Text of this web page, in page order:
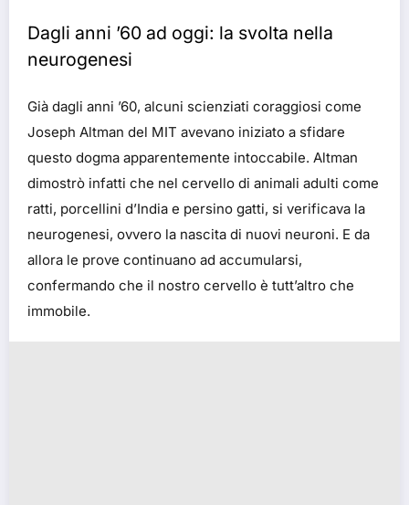
Dagli anni ’60 ad oggi: la svolta nella
neurogenesi
Già dagli anni ’60, alcuni scienziati coraggiosi come
Joseph Altman del MIT avevano iniziato a sfidare
questo dogma apparentemente intoccabile. Altman
dimostrò infatti che nel cervello di animali adulti come
ratti, porcellini d’India e persino gatti, si verificava la
neurogenesi, ovvero la nascita di nuovi neuroni. E da
allora le prove continuano ad accumularsi,
confermando che il nostro cervello è tutt’altro che
immobile.